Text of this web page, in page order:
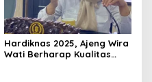
Hardiknas 2025, Ajeng Wira
Wati Berharap Kualitas